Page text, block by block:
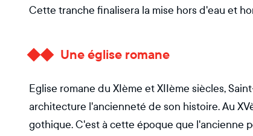
Cette tranche finalisera la mise hors d'eau et
Une église romane
Eglise romane du XIème et XIIème siècles,
architecture l'ancienneté de son histoire. Au
gothique. C'est à cette époque que l'ancienne